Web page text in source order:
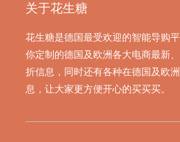
关于花生糖
花生糖是德国最受欢迎的智能导购
你定制的德国及欧洲各大电商最新
折信息，同时还有各种在德国及欧
息，让大家更方便开心的买买买。